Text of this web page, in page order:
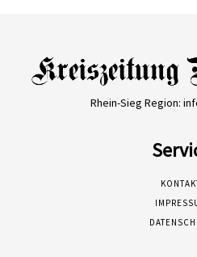
Rhein-Sieg Region: